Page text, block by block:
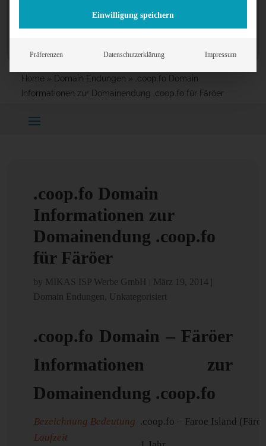
Home » Domain Endungen » .coop.fo Domain
Informationen zur Domainendung .coop.fo für Färöer
.coop.fo Domain
Informationen zur
Domainendung .coop.fo
für Färöer
by MIKAS ISP Werbe GmbH März 19, 2014
Domain Endungen, Unkategorisiert
.coop.fo Domain – Färöer
Informationen zur
Domainendung .coop.fo
Bezeichnung Bedeutung .coop.fo – Faroe Island
Laufzeit
Einwilligung speichern
Präferenzen Datenschutzerklärung Impressum